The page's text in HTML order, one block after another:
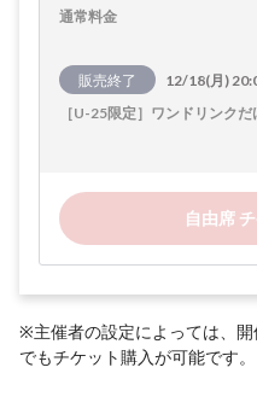
通常料金
販売終了
12/18(月)
［U-25限定］ワンドリンク
自由席
※主催者の設定によっては、
でもチケット購入が可能です。